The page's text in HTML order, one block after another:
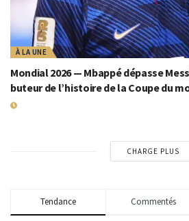
À LA UNE
Mondial 2026 — Mbappé dépasse
buteur de l’histoire de la Coupe du
CHARGE PLUS
Tendance Commentés